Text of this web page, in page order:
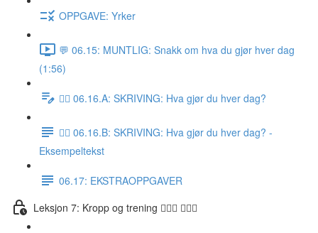
OPPGAVE: Yrker
💬 06.15: MUNTLIG: Snakk om hva du gjør hver dag
(1:56)
✍🏼 06.16.A: SKRIVING: Hva gjør du hver dag?
✍🏼 06.16.B: SKRIVING: Hva gjør du hver dag? -
Eksempeltekst
06.17: EKSTRAOPPGAVER
Leksjon 7: Kropp og trening 🚶🏼‍♀️ 🏋🏽‍♀️